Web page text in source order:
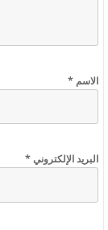
الاسم *
البريد الإلكتروني*